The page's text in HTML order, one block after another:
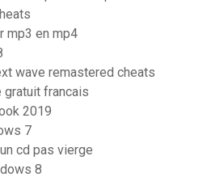
mp3 en mp4
wave remastered cheats
gratuit francais
2019
7
cd pas vierge
8